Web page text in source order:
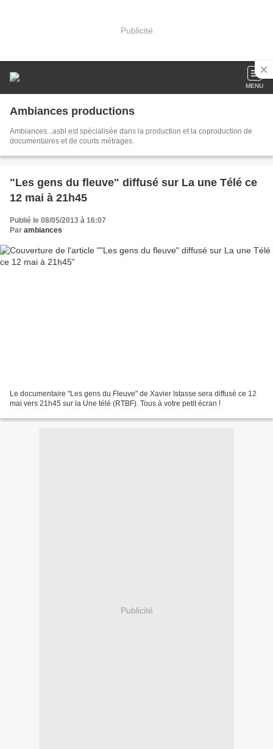
Publicité
MENU
Ambiances productions
Ambiances...asbl est spécialisée dans la production et la coproduction de
documentaires et de courts métrages.
"Les gens du fleuve" diffusé sur La une Télé ce
12 mai à 21h45
Publié le 08/05/2013 à 16:07
Par ambiances
Le documentaire "Les gens du Fleuve" de Xavier Istasse sera diffusé ce 12
mai vers 21h45 sur la Une télé (RTBF). Tous à votre petit écran !
Publicité